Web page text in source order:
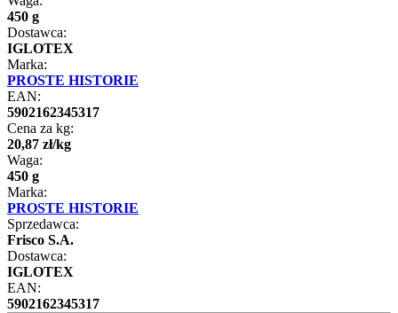
450 g
Dostawca:
IGLOTEX
Marka:
PROSTE HISTORIE
EAN:
5902162345317
Cena za kg:
20,87 zł/kg
Waga:
450 g
Marka:
PROSTE HISTORIE
Sprzedawca:
Frisco S.A.
Dostawca:
IGLOTEX
EAN:
5902162345317